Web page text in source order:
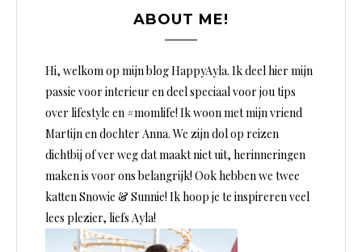
ABOUT ME!
Hi, welkom op mijn blog HappyAyla. Ik deel hier mijn
passie voor interieur en deel speciaal voor jou tips
over lifestyle en #momlife! Ik woon met mijn vriend
Martijn en dochter Anna. We zijn dol op reizen
dichtbij of ver weg dat maakt niet uit, herinneringen
maken is voor ons belangrijk! Ook hebben we twee
katten Snowie & Sunnie! Ik hoop je te inspireren veel
lees plezier, liefs Ayla!